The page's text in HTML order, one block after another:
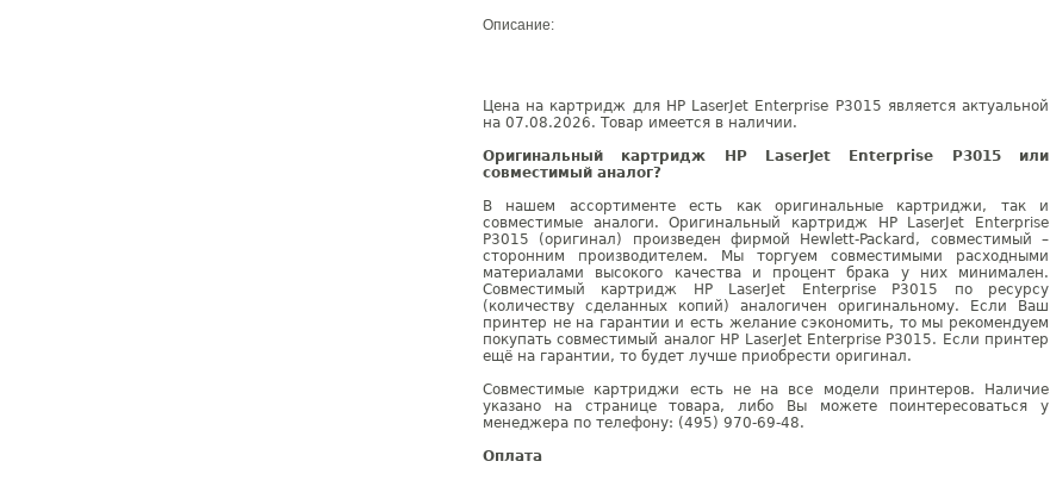
Описание:
Цена на картридж для HP LaserJet Enterprise P3015 является актуальной
на 07.08.2026. Товар имеется в наличии.
Оригинальный картридж HP LaserJet Enterprise P3015 или
совместимый аналог?
В нашем ассортименте есть как оригинальные картриджи, так и
совместимые аналоги. Оригинальный картридж HP LaserJet Enterprise
P3015 (оригинал) произведен фирмой Hewlett-Packard, совместимый –
сторонним производителем. Мы торгуем совместимыми расходными
материалами высокого качества и процент брака у них минимален.
Совместимый картридж HP LaserJet Enterprise P3015 по ресурсу
(количеству сделанных копий) аналогичен оригинальному. Если Ваш
принтер не на гарантии и есть желание сэкономить, то мы рекомендуем
покупать совместимый аналог HP LaserJet Enterprise P3015. Если принтер
ещё на гарантии, то будет лучше приобрести оригинал.
Совместимые картриджи есть не на все модели принтеров. Наличие
указано на странице товара, либо Вы можете поинтересоваться у
менеджера по телефону: (495) 970-69-48.
Оплата